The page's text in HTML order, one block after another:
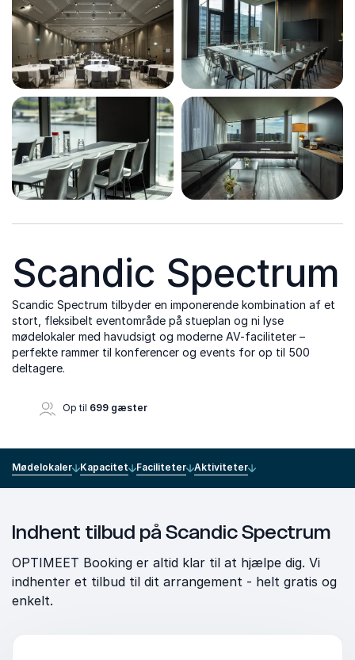
Scandic Spectrum
Scandic Spectrum tilbyder en imponerende kombination af et
stort, fleksibelt event­område på stueplan og ni lyse
mødelokaler med havudsigt og moderne AV-faciliteter –
perfekte rammer til konferencer og events for op til 500
deltagere.
Op til 699 gæster
Mødelokaler Kapacitet Faciliteter Aktiviteter
Indhent tilbud på Scandic Spectrum
OPTIMEET Booking er altid klar til at hjælpe dig. Vi
indhenter et tilbud til dit arrangement - helt gratis og
enkelt.